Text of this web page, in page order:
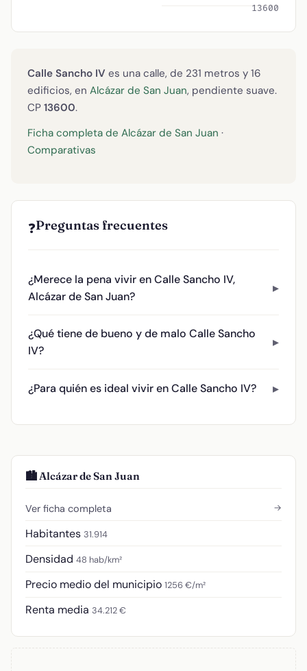
13600
Calle Sancho IV es una calle, de 231 metros y 16
edificios, en Alcázar de San Juan, pendiente suave.
CP 13600.
Ficha completa de Alcázar de San Juan ·
Comparativas
❓Preguntas frecuentes
¿Merece la pena vivir en Calle Sancho IV,
Alcázar de San Juan?
¿Qué tiene de bueno y de malo Calle Sancho
IV?
¿Para quién es ideal vivir en Calle Sancho IV?
🏙️ Alcázar de San Juan
Ver ficha completa →
Habitantes 31.914
Densidad 48 hab/km²
Precio medio del municipio 1256 €/m²
Renta media 34.212 €